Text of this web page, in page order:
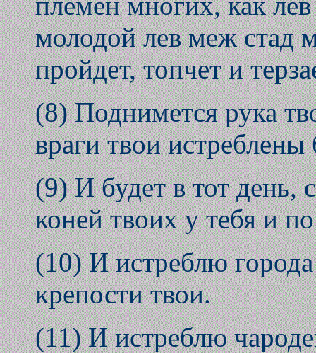
молодой лев меж стад
пройдет, топчет и
(8) Поднимется рука
враги твои истреблены
(9) И будет в тот день,
коней твоих у тебя и
(10) И истреблю
крепости твои.
(11) И истреблю